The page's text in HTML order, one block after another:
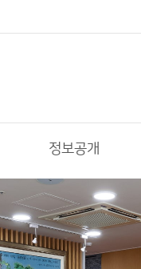
정보공개